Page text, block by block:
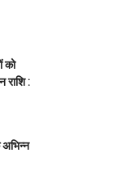
को
राशि :
अभिन्न